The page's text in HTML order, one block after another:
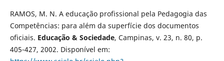
RAMOS, M. N. A educação profissional pela Pedagogia das
Competências: para além da superfície dos documentos
oficiais. Educação & Sociedade, Campinas, v. 23, n. 80, p.
405-427, 2002. Disponível em: